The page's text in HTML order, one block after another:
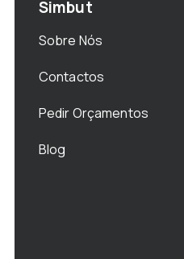
Simbut
Sobre Nós
Contactos
Pedir Orçamentos
Blog